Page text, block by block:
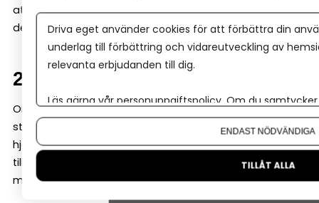
att underlaget är begränsat. Då kan Almi gå in med en
del av finansieringen – ofta genom ett s k mikrolån.
2. Tillväxt och expansion
Om ett företag vill växa snabbt kan kapitalbehovet bli
större än vad banken är bekväm med. Här kan Almi
hjälpa till med exempelvis företagslån eller
tillväxtlån, ofta i kombination med bank för att
möjliggöra hela satsningen.
Driva eget använder cookies för att förbättra din
underlag till förbättring och vidareutveckling av
relevanta erbjudanden till dig.
Läs gärna vår personuppgiftspolicy. Om du
Om du vill ändra ditt val i efterhand hittar du den
ENDAST NÖDVÄNDIGA
TILLÅT ALLA